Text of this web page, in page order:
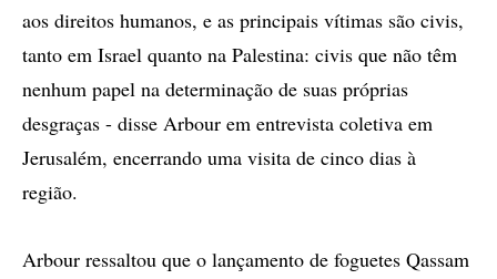
aos direitos humanos, e as principais vítimas são civis,
tanto em Israel quanto na Palestina: civis que não têm
nenhum papel na determinação de suas próprias
desgraças - disse Arbour em entrevista coletiva em
Jerusalém, encerrando uma visita de cinco dias à
região.
Arbour ressaltou que o lançamento de foguetes Qassam